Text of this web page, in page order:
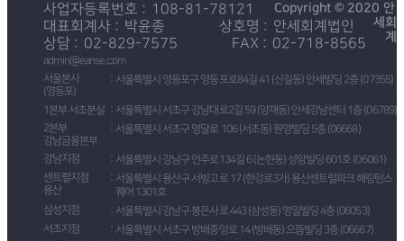
사업자등록번호
108-81-78121
대표회계사
박윤종 상호명
안세회계법인
상담
02-829-7575 FAX 02-718-8565
admin@eanse.com
서울본사
(영등포)
서울특별시 영등포구 영등포로84길 41 (신길동) 안세빌딩 2층 (07355)
1본부 서초분실
서울특별시 서초구 강남대로2길 59 (양재동) 안세강남센터 1층 (06789)
2본부
강남금융본부
서울특별시 서초구 명달로 106 (서초동) 원영빌딩 5층 (06668)
강남지점
서울특별시 강남구 언주로134길 6 (논현동) 성암빌딩 601호 (06061)
센트럴지점
용산
서울특별시 용산구 서빙고로 17 (한강로3가) 용산센트럴파크 해링턴스
퀘어 1301호
삼성지점
서울특별시 강남구 봉은사로 443 (삼성동) 영일빌딩 4층 (06053)
서초지점
서울특별시 서초구 방배중앙로 14 (방배동) 으뜸빌딩 3층 (06687)
Copyright © 2020 안
세회
계